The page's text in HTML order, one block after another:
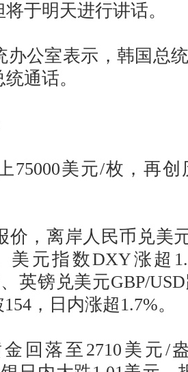
于明天进行讲话。
公室表示，韩国总统
通话。
美元/枚，再创
，离岸人民币兑美元
美元指数DXY涨超
英镑兑美元GBP/
，日内涨超1.7%。
落至2710美元/